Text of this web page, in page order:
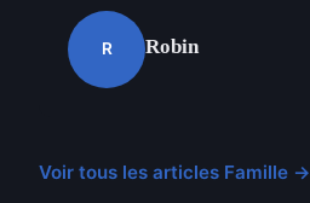
R Robin
Voir tous les articles Famille →